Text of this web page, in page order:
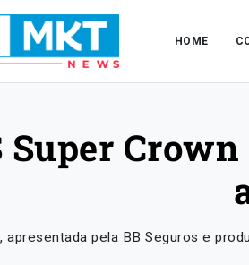
HOME
Super
apresentada pela BB Seguros e